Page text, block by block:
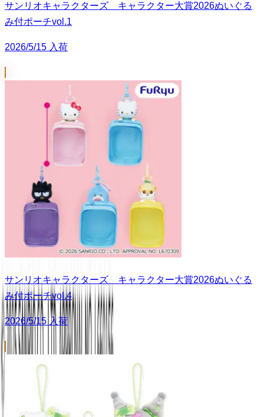
サンリオキャラクターズ キャラクター大賞2026ぬいぐる
み付ポーチvol.1
2026/5/15 入荷
サンリオキャラクターズ キャラクター大賞2026ぬいぐる
み付ポーチvol.4
2026/5/15 入荷